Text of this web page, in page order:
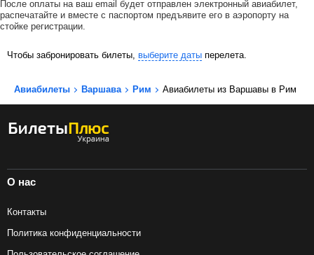
После оплаты на ваш email будет отправлен электронный авиабилет,
распечатайте и вместе с паспортом предъявите его в аэропорту на
стойке регистрации.
Чтобы забронировать билеты, выберите даты перелета.
Авиабилеты Варшава Рим Авиабилеты из Варшавы в Рим
О нас
Контакты
Политика конфиденциальности